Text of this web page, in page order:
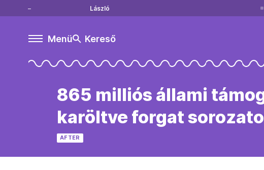
László
Menü Kereső
865 milliós állami
karöltve forgat
AFTER